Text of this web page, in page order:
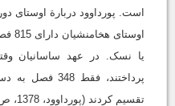
است. پورداوود دربارة اوستای
یا نسک. در عهد ساسانیان
تقسیم کردند (پورداوود، 1378، ص70).